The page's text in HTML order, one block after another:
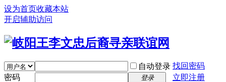
设为首页收藏本站
开启辅助访问
自动登录 找回密码
密码
登录 立即注册